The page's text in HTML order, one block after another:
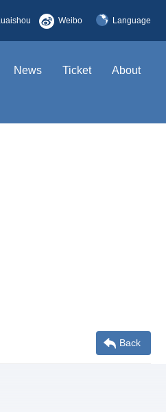
Language
English
Weibo
News Ticket About
Back